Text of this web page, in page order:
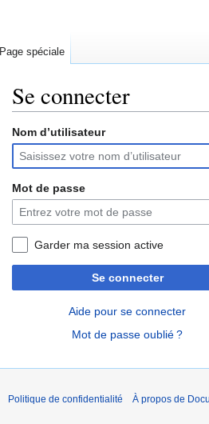
Se connecter
Aller
la
navigation
Aller
la
recherche
Nom d’utilisateur
Mot de passe
Garder ma session active
Se connecter
Aide pour se connecter
Mot de passe oublié ?
Page spéciale
Politique de confidentialité À propos de